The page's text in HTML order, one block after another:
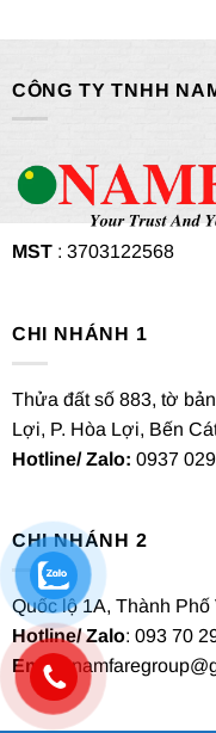
CÔNG TY TNHH
MST: 3703122568
CHI NHÁNH 1
Thửa đất số 883, tờ
Lợi, P. Hòa Lợi, Bến
Hotline/ Zalo: 0937
CHI NHÁNH 2
Quốc lộ 1A, Thành
Hotline/ Zalo: 093 70
Email
: